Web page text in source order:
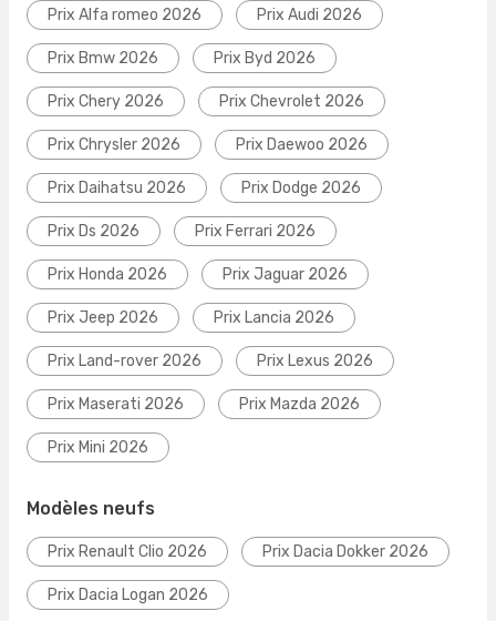
Prix Alfa romeo 2026 Prix Audi 2026
Prix Bmw 2026 Prix Byd 2026
Prix Chery 2026 Prix Chevrolet 2026
Prix Chrysler 2026 Prix Daewoo 2026
Prix Daihatsu 2026 Prix Dodge 2026
Prix Ds 2026 Prix Ferrari 2026
Prix Honda 2026 Prix Jaguar 2026
Prix Jeep 2026 Prix Lancia 2026
Prix Land-rover 2026 Prix Lexus 2026
Prix Maserati 2026 Prix Mazda 2026
Prix Mini 2026
Modèles neufs
Prix Renault Clio 2026 Prix Dacia Dokker 2026
Prix Dacia Logan 2026